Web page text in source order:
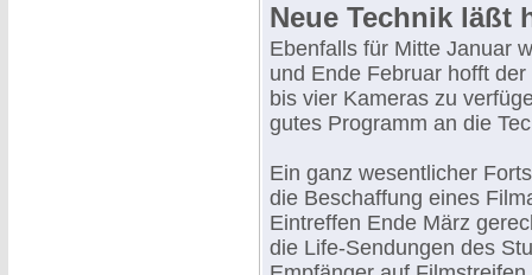
Neue Technik läßt
Ebenfalls für Mitte Januar
und Ende Februar hofft
bis vier Kameras zu
gutes Programm an die
Ein ganz wesentlicher
die Beschaffung eines
Eintreffen Ende März
die Life-Sendungen des